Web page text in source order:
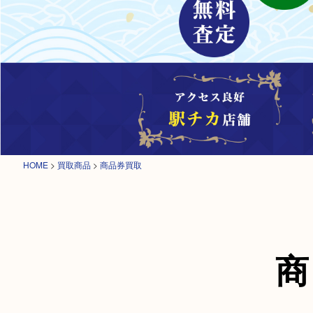
HOME > 買取商品 > 商品券買取